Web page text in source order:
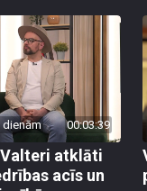
dienām 00:03:39
atklāti
acīs un